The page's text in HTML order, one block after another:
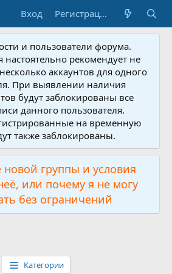
Вход Регистрация
и пользователи форума.
рекомендует не
аккаунтов для одного
При выявлении наличия
будут заблокированы все
данного пользователя.
на временную
также заблокированы.
группы и условия
или почему я не могу
без ограничений
Категории